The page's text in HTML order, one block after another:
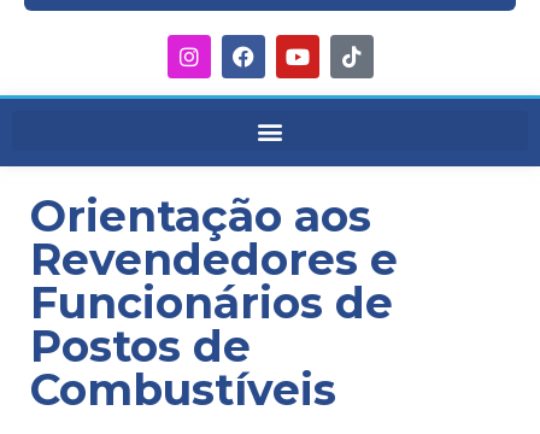
Orientação aos
Revendedores e
Funcionários de
Postos de
Combustíveis